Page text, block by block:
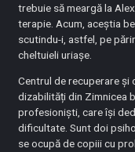
trebuie să meargă la
terapie. Acum, aceștia
scutindu-i, astfel, pe
cheltuieli uriașe.
Centrul de recuperare și
dizabilități din Zimnicea
profesioniști, care își
dificultate. Sunt doi
se ocupă de copiii cu